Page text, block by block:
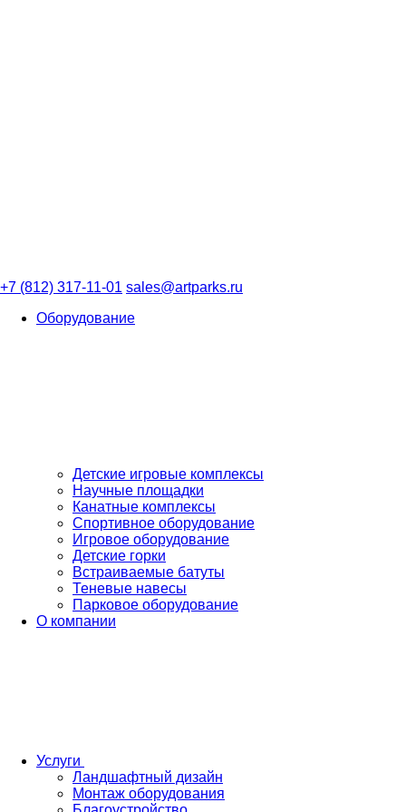
+7 (812) 317-11-01 sales@artparks.ru
Оборудование
Детские игровые комплексы
Научные площадки
Канатные комплексы
Спортивное оборудование
Игровое оборудование
Детские горки
Встраиваемые батуты
Теневые навесы
Парковое оборудование
О компании
Услуги
Ландшафтный дизайн
Монтаж оборудования